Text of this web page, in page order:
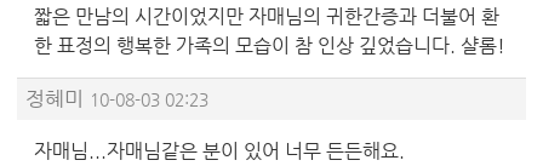
짧은 만남의 시간이었지만 자매님의 귀한간증과 더불어 환
한 표정의 행복한 가족의 모습이 참 인상 깊었습니다. 샬롬!
정혜미 10-08-03 02:23
자매님...자매님같은 분이 있어 너무 든든해요.